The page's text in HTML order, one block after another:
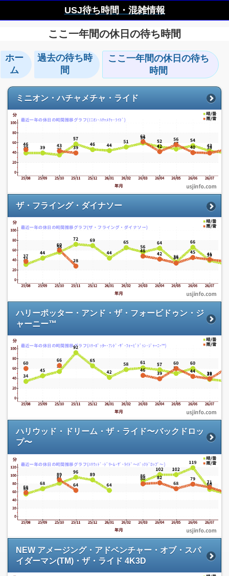
USJ待ち時間・混雑情報
ここ一年間の休日の待ち時間
ホー
ム
過去の待ち時
間
ここ一年間の休日の待ち
時間
ミニオン・ハチャメチャ・ライド
ザ・フライング・ダイナソー
ハリーポッター・アンド・ザ・フォービドゥン・ジ
ャーニー™
ハリウッド・ドリーム・ザ・ライド〜バックドロッ
プ〜
NEW アメージング・アドベンチャー・オブ・スパ
イダーマン(TM)・ザ・ライド 4K3D